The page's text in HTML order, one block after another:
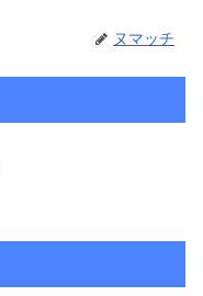
ヌマッチ